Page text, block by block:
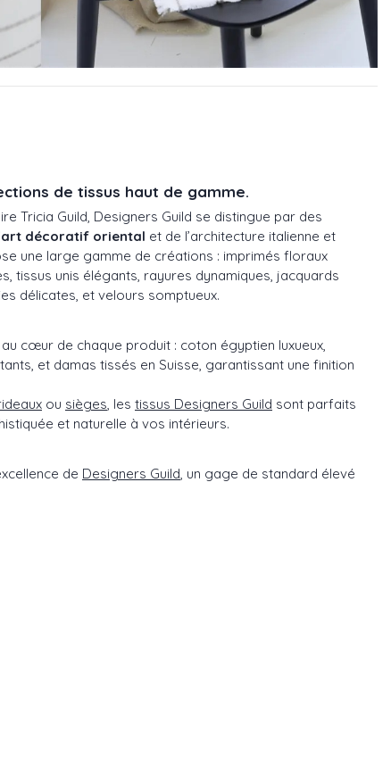
de tissus haut de gamme.
Tricia Guild, Designers Guild se distingue par des
art décoratif oriental et de l’architecture italienne et
une large gamme de créations : imprimés floraux
tissus unis élégants, rayures dynamiques, jacquards
délicates, et velours somptueux.
cœur de chaque produit : coton égyptien luxueux,
et damas tissés en Suisse, garantissant une finition
ou sièges, les tissus Designers Guild sont parfaits
et naturelle à vos intérieurs.
de Designers Guild, un gage de standard élevé